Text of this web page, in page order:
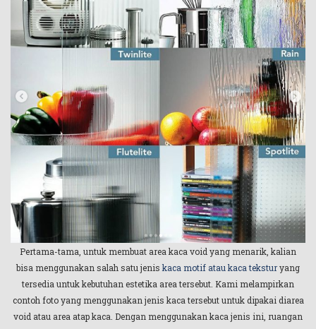
Pertama-tama, untuk membuat area kaca void yang menarik, kalian
bisa menggunakan salah satu jenis kaca motif atau kaca teksturyang
tersedia untuk kebutuhan estetika area tersebut. Kami melampirkan
contoh foto yang menggunakan jenis kaca tersebut untuk dipakai diarea
void atau area atap kaca. Dengan menggunakan kaca jenis ini, ruangan